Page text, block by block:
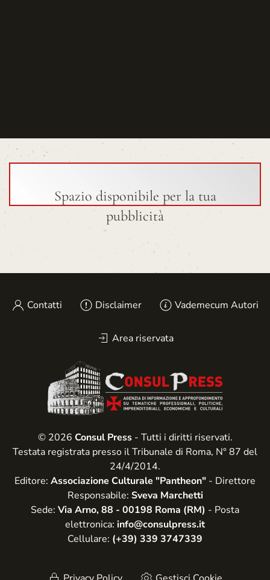
Spazio disponibile per la tua
pubblicità
Contatti Disclaimer Vademecum Autori
Area riservata
© 2026 Consul Press- Tutti i diritti riservati.
Testata registrata presso il Tribunale di Roma, N° 87 del
24/4/2014.
Editore: Associazione Culturale "Pantheon" - Direttore
Responsabile: Sveva Marchetti
Sede: Via Arno, 88 - 00198 Roma (RM) - Posta
elettronica: info@consulpress.it
Cellulare: (+39) 339 3747339